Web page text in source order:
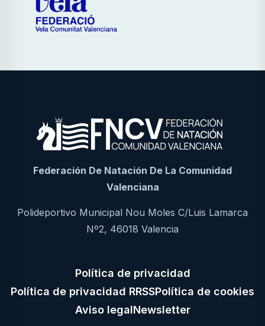
Federación De Natación De La Comunidad
Valenciana
Polideportivo Municipal Nou Moles C/Luis Lamarca
Nº2, 46018 Valencia
Política de privacidad
Política de privacidad RRSSPolítica de cookies
Aviso legalNewsletter